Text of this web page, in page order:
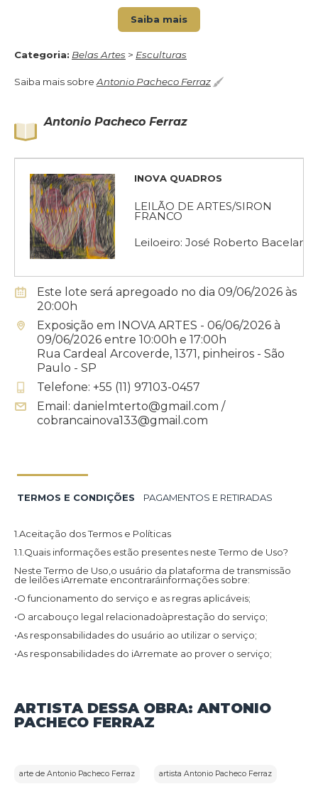
Saiba mais
Categoria: Belas Artes > Esculturas
Saiba mais sobre Antonio Pacheco Ferraz
Antonio Pacheco Ferraz
INOVA QUADROS
LEILÃO DE ARTES/SIRON
FRANCO
Leiloeiro: José Roberto Bacelar
Este lote será apregoado no dia 09/06/2026 às
20:00h
Exposição em INOVA ARTES - 06/06/2026 à
09/06/2026 entre 10:00h e 17:00h
Rua Cardeal Arcoverde, 1371, pinheiros - São
Paulo - SP
Telefone: +55 (11) 97103-0457
Email: danielmterto@gmail.com /
cobrancainova133@gmail.com
TERMOS E CONDIÇÕES PAGAMENTOS E RETIRADAS
1.Aceitação dos Termos e Políticas
1.1.Quais informações estão presentes neste Termo de Uso?
Neste Termo de Uso,o usuário da plataforma de transmissão
de leilões iArremate encontraráinformações sobre:
•O funcionamento do serviço e as regras aplicáveis;
•O arcabouço legal relacionadoàprestação do serviço;
•As responsabilidades do usuário ao utilizar o serviço;
•As responsabilidades do iArremate ao prover o serviço;
deste Termo de Uso tenham sido violadas.
Além disso,na Política de Privacidade,o usuário da plataforma
dados.
ARTISTA DESSA OBRA: ANTONIO
PACHECO FERRAZ
arte de Antonio Pacheco Ferraz artista Antonio Pacheco Ferraz